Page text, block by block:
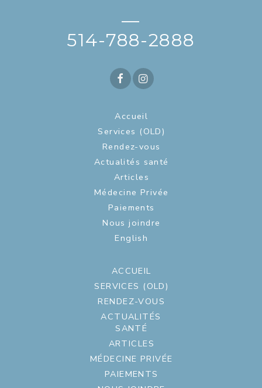
—
514-788-2888
Accueil
Services (OLD)
Rendez-vous
Actualités santé
Articles
Médecine Privée
Paiements
Nous joindre
English
ACCUEIL
SERVICES (OLD)
RENDEZ-VOUS
ACTUALITÉS
SANTÉ
ARTICLES
MÉDECINE PRIVÉE
PAIEMENTS